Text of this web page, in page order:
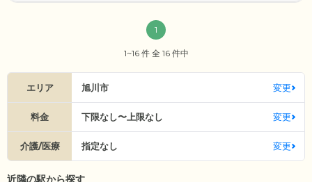
1
1~16 件 全 16 件中
エリア 旭川市 変更
料金 下限なし〜上限なし 変更
介護/医療 指定なし 変更
近隣の駅から探す